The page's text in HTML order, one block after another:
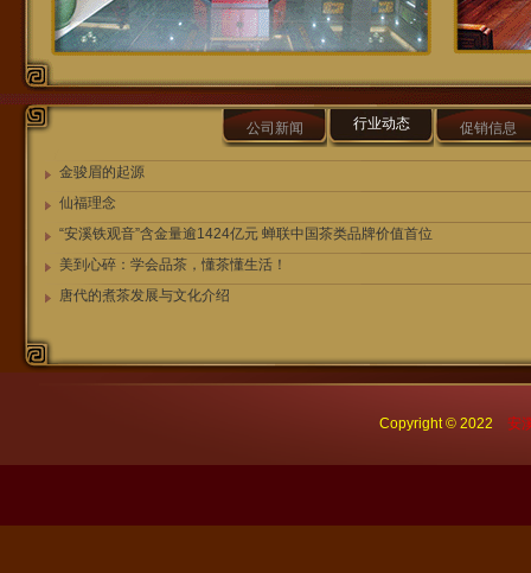
公司新闻 行业动态 促销信息
金骏眉的起源
仙福理念
“安溪铁观音”含金量逾1424亿元 蝉联中国茶类品牌价值首位
美到心碎：学会品茶，懂茶懂生活！
唐代的煮茶发展与文化介绍
Copyright © 2022 安